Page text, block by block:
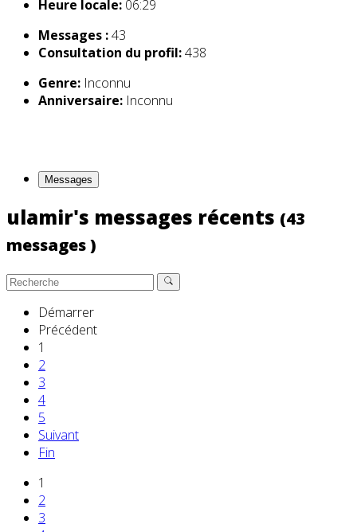
Heure locale: 06:29
Messages :43
Consultation du profil:438
Genre: Inconnu
Anniversaire: Inconnu
Messages
ulamir's messages récents (43
messages )
Démarrer
Précédent
1
2
3
4
5
Suivant
Fin
1
2
3